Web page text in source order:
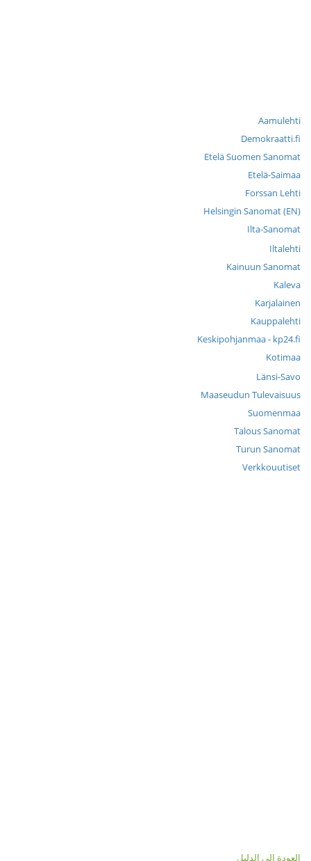
Aamulehti
Demokraatti.fi
Etelä Suomen Sanomat
Etelä-Saimaa
Forssan Lehti
Helsingin Sanomat (EN)
Ilta-Sanomat
Iltalehti
Kainuun Sanomat
Kaleva
Karjalainen
Kauppalehti
Keskipohjanmaa - kp24.fi
Kotimaa
Länsi-Savo
Maaseudun Tulevaisuus
Suomenmaa
Talous Sanomat
Turun Sanomat
Verkkouutiset
العودة إلى الدليل